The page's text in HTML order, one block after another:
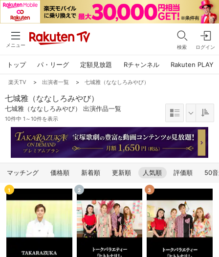
メニュー 検索 ログイン
トップ パ・リーグ 定額見放題 Rチャンネル Rakuten PLAY
楽天TV > 出演者一覧 > 七城雅（ななしろみやび）
七城雅（ななしろみやび）
七城雅（ななしろみやび） 出演作品一覧
10件中 1～10件を表示
マッチング 価格順 新着順 更新順 人気順 評価順 50
1 2 3